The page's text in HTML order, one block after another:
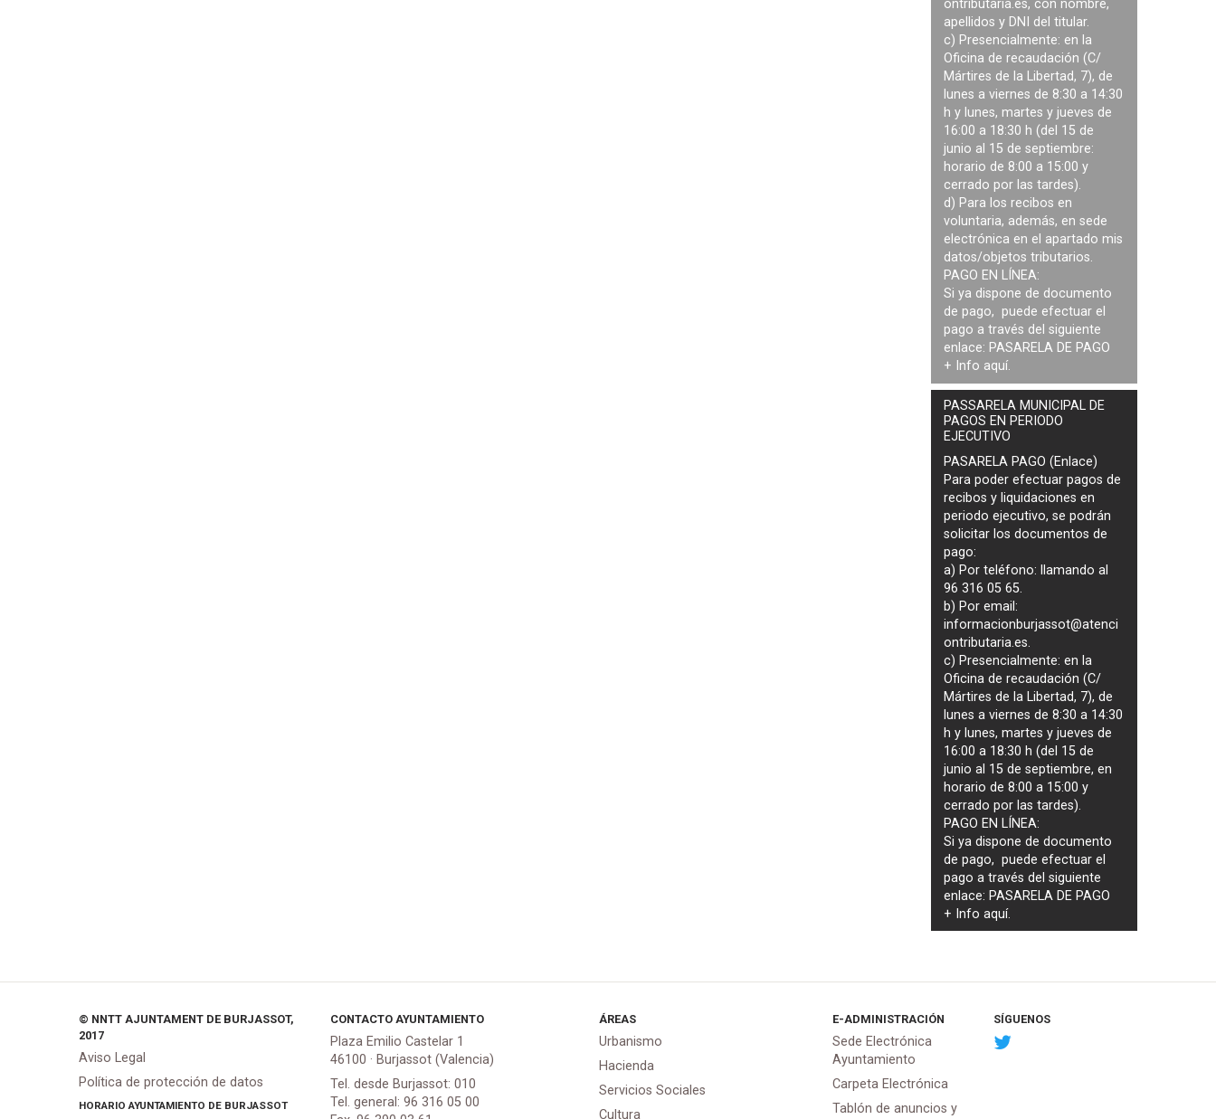
ontributaria.es, con nombre,
apellidos y DNI del titular.
c) Presencialmente: en la
Oficina de recaudación (C/
Mártires de la Libertad, 7), de
lunes a viernes de 8:30 a 14:30
h y lunes, martes y jueves de
16:00 a 18:30 h (del 15 de
junio al 15 de septiembre:
horario de 8:00 a 15:00 y
cerrado por las tardes).
d) Para los recibos en
voluntaria, además, en sede
electrónica en el apartado mis
datos/objetos tributarios.
PAGO EN LÍNEA:
Si ya dispone de documento
de pago, puede efectuar el
pago a través del siguiente
enlace: PASARELA DE PAGO
+ Info aquí.
PASSARELA MUNICIPAL DE
PAGOS EN PERIODO
EJECUTIVO
PASARELA PAGO (Enlace)
Para poder efectuar pagos de
recibos y liquidaciones en
periodo ejecutivo, se podrán
solicitar los documentos de
pago:
a) Por teléfono: llamando al
96 316 05 65.
b) Por email:
informacionburjassot@atenci
ontributaria.es.
c) Presencialmente: en la
Oficina de recaudación (C/
Mártires de la Libertad, 7), de
lunes a viernes de 8:30 a 14:30
h y lunes, martes y jueves de
16:00 a 18:30 h (del 15 de
junio al 15 de septiembre, en
horario de 8:00 a 15:00 y
cerrado por las tardes).
PAGO EN LÍNEA:
Si ya dispone de documento
de pago, puede efectuar el
pago a través del siguiente
enlace: PASARELA DE PAGO
+ Infoaquí.
© NNTT AJUNTAMENT DE BURJASSOT,
2017
Aviso Legal
Política de protección de datos
HORARIO AYUNTAMIENTO DE BURJASSOT
CONTACTO AYUNTAMIENTO
Plaza Emilio Castelar 1
46100 · Burjassot (Valencia)
Tel. desde Burjassot: 010
Tel. general: 96 316 05 00
ÁREAS
Urbanismo
Hacienda
Servicios Sociales
Cultura
E-ADMINISTRACIÓN
Sede Electrónica
Ayuntamiento
Carpeta Electrónica
Tablón de anuncios y
SÍGUENOS